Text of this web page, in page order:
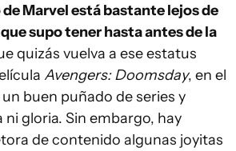
Marvel está bastante lejos de
supo tener hasta antes de la
quizás vuelva a ese estatus
Avengers: Doomsday, en el
buen puñado de series y
ni gloria. Sin embargo, hay
de contenido algunas joyitas